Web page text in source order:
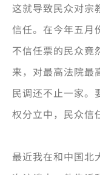
这就导致民众对宗
信任。在今年五月
不信任票的民众竟
来，对最高法院最
民调还不止一家。
权分立中，民众信
最近我在和中国北